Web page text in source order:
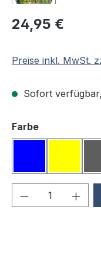
Regulärer Preis:
24,95 €
Preise inkl. MwSt.
Sofort
Farbeauswählen
Produkt